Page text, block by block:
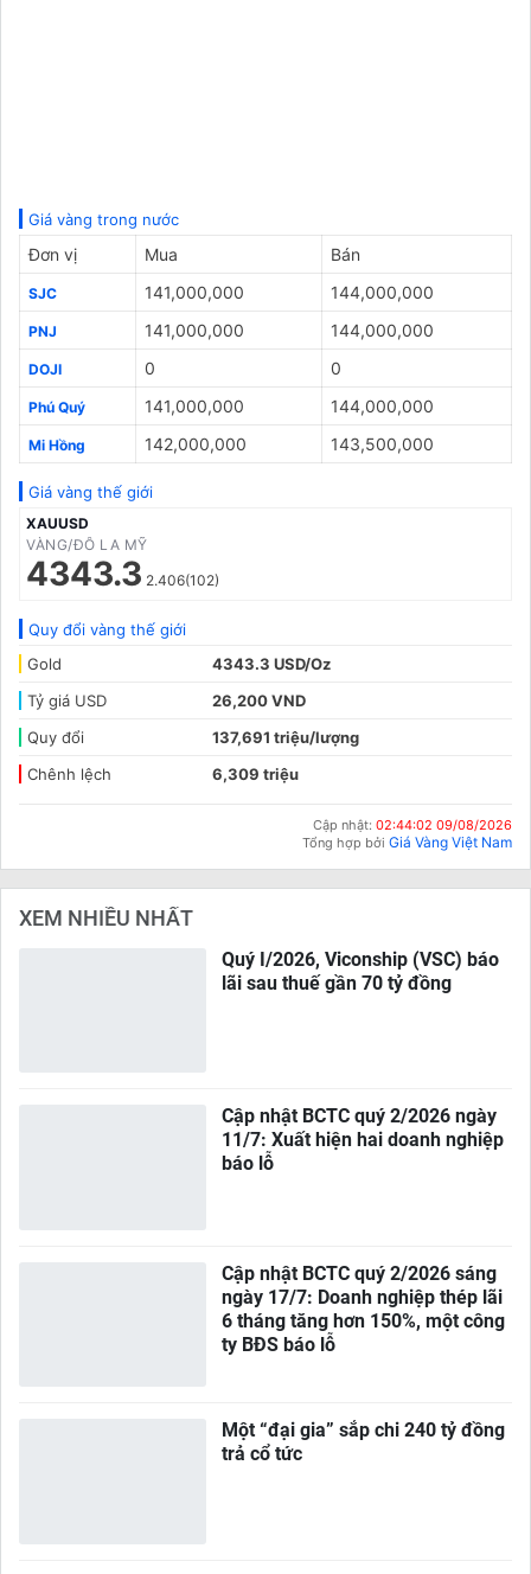
Giá vàng trong nước
Đơn vị Mua Bán
SJC 141,000,000 144,000,000
PNJ 141,000,000 144,000,000
DOJI 0 0
Phú Quý 141,000,000 144,000,000
Mi Hồng 142,000,000 143,500,000
Giá vàng thế giới
XAUUSD
VÀNG/ĐÔ LA MỸ
4343.3 2.406(102)
Quy đổi vàng thế giới
Gold
4343.3 USD/Oz
Tỷ giá USD
26,200 VND
Quy đổi
137,691 triệu/lượng
Chênh lệch
6,309 triệu
Cập nhật: 02:44:02 09/08/2026
Tổng hợp bởi Giá Vàng Việt Nam
XEM NHIỀU NHẤT
Quý I/2026, Viconship (VSC) báo
lãi sau thuế gần 70 tỷ đồng
Cập nhật BCTC quý 2/2026 ngày
11/7: Xuất hiện hai doanh nghiệp
báo lỗ
Cập nhật BCTC quý 2/2026 sáng
ngày 17/7: Doanh nghiệp thép lãi
6 tháng tăng hơn 150%, một công
ty BĐS báo lỗ
Một “đại gia” sắp chi 240 tỷ đồng
trả cổ tức